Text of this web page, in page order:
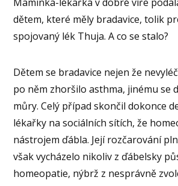
dětem, které měly bradavice, tolik
spojovaný lék Thuja. A co se stalo?
Dětem se bradavice nejen že
po něm zhoršilo asthma, jinému se
můry. Celý případ skončil dokonce
lékařky na sociálních sítích, že
nástrojem ďábla. Její rozčarování
však vycházelo nikoliv z ďábelsky
homeopatie, nýbrž z nesprávně